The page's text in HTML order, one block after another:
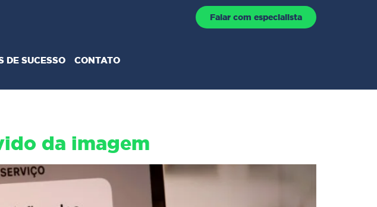
Falar com especialista
DE SUCESSO CONTATO
da imagem